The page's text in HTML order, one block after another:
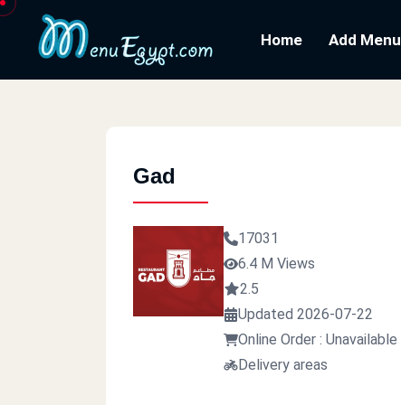
Home Add Menu
Gad
17031
6.4 M Views
2.5
Updated 2026-07-22
Online Order : Unavailable
Delivery areas